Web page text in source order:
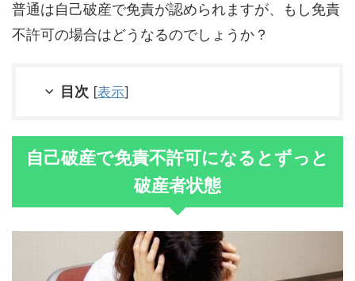
普通は自己破産で免責が認められますが、もし免責
不許可の場合はどうなるのでしょうか？
目次 [表示]
自己破産で免責不許可になるとずっと
破産者状態